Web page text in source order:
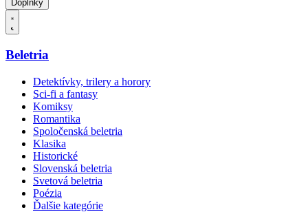
Doplnky
Beletria
Detektívky, trilery a horory
Sci-fi a fantasy
Komiksy
Romantika
Spoločenská beletria
Klasika
Historické
Slovenská beletria
Svetová beletria
Poézia
Ďalšie kategórie